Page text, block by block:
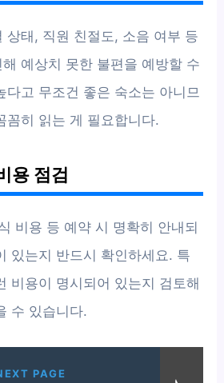
상태, 직원 친절도, 소음 여부 등
예상치 못한 불편을 예방할 수
다고 무조건 좋은 숙소는 아니므
꼼히 읽는 게 필요합니다.
용 점검
비용 등 예약 시 명확히 안내되
있는지 반드시 확인하세요. 특
비용이 명시되어 있는지 검토해
수 있습니다.
PAGE